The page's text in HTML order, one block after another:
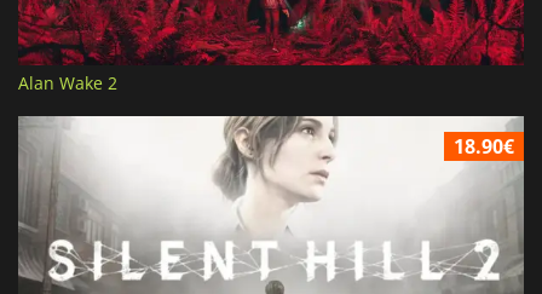
Alan Wake 2
18.90€